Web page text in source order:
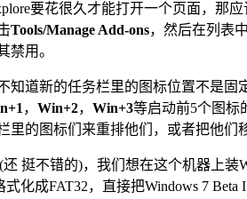
要花很久才能打开一个页面，那
Tools/Manage Add-ons，然后在列表
禁用。
知道新的任务栏里的图标位置不是
， Win+2， Win+3等启动前5个图标
里的图标们来重排他们，或者把他
(还 挺不错的)，我们想在这个机器上装
化成FAT32，直接把Windows 7